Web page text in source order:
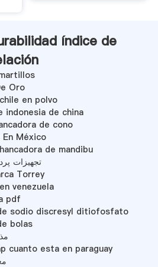
índice de
Oro
en polvo
indonesia de china
de cono
México
de mandibu
تجهیزات
Torrey
venezuela
pdf
sodio discresyl ditiofosfato
bolas
cuanto esta en paraguay